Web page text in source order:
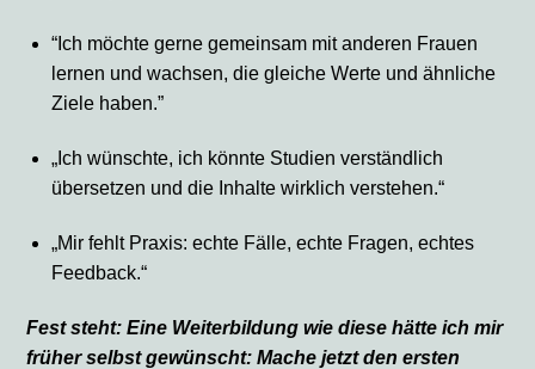
“Ich möchte gerne gemeinsam mit anderen Frauen
lernen und wachsen, die gleiche Werte und ähnliche
Ziele haben.”
„Ich wünschte, ich könnte Studien verständlich
übersetzen und die Inhalte wirklich verstehen.“
„Mir fehlt Praxis: echte Fälle, echte Fragen, echtes
Feedback.“
Fest steht: Eine Weiterbildung wie diese hätte ich mir
früher selbst gewünscht: Mache jetzt den ersten